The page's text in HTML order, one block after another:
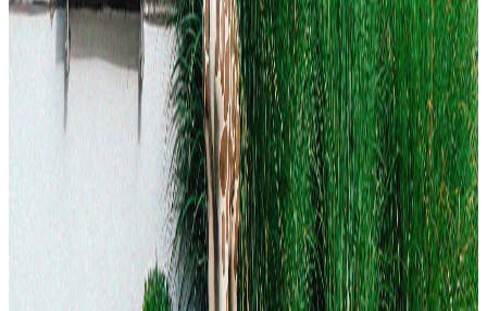
Livraison rapide
Vos commandes sont prises en charge du lundi au vendredi par notre
Conseil d'expert
Besoin d'un conseil ? Notre équipe est joignable au : +32 (0)87 55
66 80 durant les heures d'ouverture.